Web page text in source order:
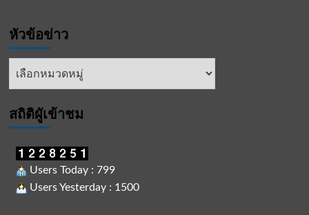
หัวข้อข่าว
หัวข้อ
สถิติผูัเข้าชม
Users Today : 799
Users Yesterday : 1500